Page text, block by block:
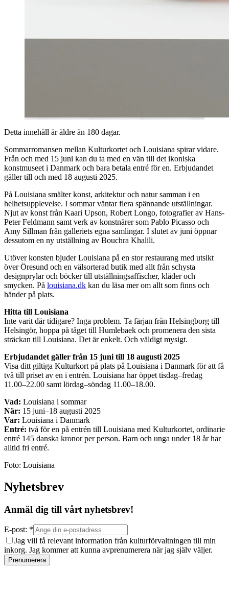
Detta innehåll är äldre än 180 dagar.
Sommarromansen mellan Kulturkortet och Louisiana spirar vidare.
Från och med 15 juni kan du ta med en vän till det ikoniska
konstmuseet i Danmark och bara betala entré för en. Erbjudandet
gäller till och med 18 augusti 2025.
På Louisiana smälter konst, arkitektur och natur samman i en
helhetsupplevelse. I sommar väntar flera spännande utställningar.
Njut av konst från Kaari Upson, Robert Longo, fotografier av Hans-
Peter Feldmann samt verk av konstnärer som Pablo Picasso och
Amy Sillman från galleriets egna samlingar. I slutet av juni öppnar
dessutom en ny utställning av Bouchra Khalili.
Utöver konsten bjuder Louisiana på en stor restaurang med utsikt
över Öresund och en välsorterad butik med allt från schysta
designprylar och böcker till utställningsaffischer, kläder och
smycken. På louisiana.dk kan du läsa mer om allt som finns och
händer på plats.
Hitta till Louisiana
Inte varit där tidigare? Inga problem. Ta färjan från Helsingborg till
Helsingör, hoppa på tåget till Humlebaek och promenera den sista
sträckan till Louisiana. Det är enkelt. Och väldigt mysigt.
Erbjudandet gäller från 15 juni till 18 augusti 2025
Visa ditt giltiga Kulturkort på plats på Louisiana i Danmark för att få
två till priset av en i entrén. Louisiana har öppet tisdag–fredag
11.00–22.00 samt lördag–söndag 11.00–18.00.
Vad: Louisiana i sommar
När: 15 juni–18 augusti 2025
Var: Louisiana i Danmark
Entré: två för en på entrén till Louisiana med Kulturkortet, ordinarie
entré 145 danska kronor per person. Barn och unga under 18 år har
alltid fri entré.
Foto: Louisiana
Nyhetsbrev
Anmäl dig till vårt nyhetsbrev!
E-post: *
Jag vill få relevant information från kulturförvaltningen till min
inkorg. Jag kommer att kunna avprenumerera när jag själv väljer.
Prenumerera